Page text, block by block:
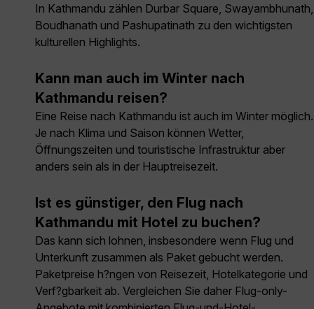
In Kathmandu zählen Durbar Square, Swayambhunath,
Boudhanath und Pashupatinath zu den wichtigsten
kulturellen Highlights.
Kann man auch im Winter nach
Kathmandu reisen?
Eine Reise nach Kathmandu ist auch im Winter möglich.
Je nach Klima und Saison können Wetter,
Öffnungszeiten und touristische Infrastruktur aber
anders sein als in der Hauptreisezeit.
Ist es günstiger, den Flug nach
Kathmandu mit Hotel zu buchen?
Das kann sich lohnen, insbesondere wenn Flug und
Unterkunft zusammen als Paket gebucht werden.
Paketpreise h?ngen von Reisezeit, Hotelkategorie und
Verf?gbarkeit ab. Vergleichen Sie daher Flug-only-